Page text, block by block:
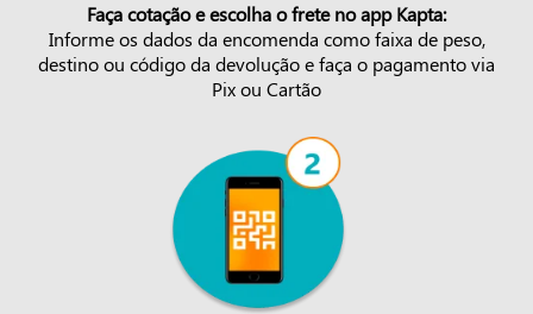
Faça cotação e escolha o frete no app Kapta:
Informe os dados da encomenda como faixa de peso,
destino ou código da devolução e faça o pagamento via
Pix ou Cartão